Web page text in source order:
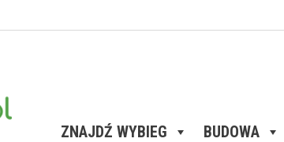
ZNAJDŹ WYBIEG BUDOWA